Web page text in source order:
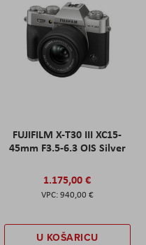
FUJIFILM X-T30 III XC15-
45mm F3.5-6.3 OIS Silver
1.175,00 €
940,00 €
U KOŠARICU